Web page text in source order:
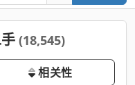
(18,545)
相关性